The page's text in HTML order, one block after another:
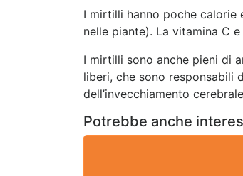
I mirtilli hanno poche
nelle piante). La vitamina C
I mirtilli sono anche pieni di
liberi, che sono responsabili
dell’invecchiamento
Potrebbe anche